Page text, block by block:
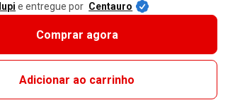
e entregue por Centauro
Comprar agora
Adicionar ao carrinho